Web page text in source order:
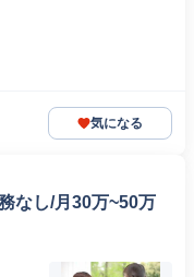
気になる
なし/月30万~50万